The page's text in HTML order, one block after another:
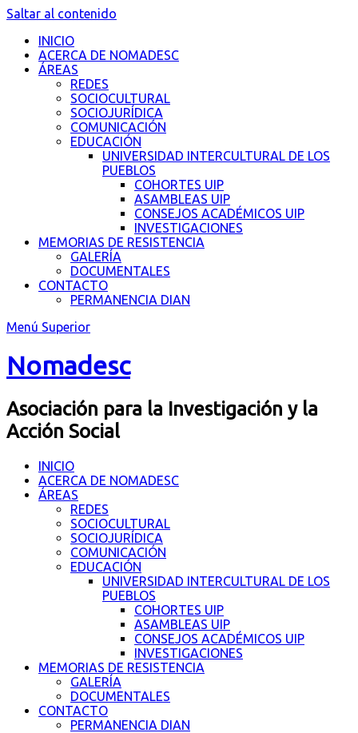
Saltar al contenido
INICIO
ACERCA DE NOMADESC
ÁREAS
REDES
SOCIOCULTURAL
SOCIOJURÍDICA
COMUNICACIÓN
EDUCACIÓN
UNIVERSIDAD INTERCULTURAL DE LOS
PUEBLOS
COHORTES UIP
ASAMBLEAS UIP
CONSEJOS ACADÉMICOS UIP
INVESTIGACIONES
MEMORIAS DE RESISTENCIA
GALERÍA
DOCUMENTALES
CONTACTO
PERMANENCIA DIAN
Menú Superior
Nomadesc
Asociación para la Investigación y la
Acción Social
INICIO
ACERCA DE NOMADESC
ÁREAS
REDES
SOCIOCULTURAL
SOCIOJURÍDICA
COMUNICACIÓN
EDUCACIÓN
UNIVERSIDAD INTERCULTURAL DE LOS
PUEBLOS
COHORTES UIP
ASAMBLEAS UIP
CONSEJOS ACADÉMICOS UIP
INVESTIGACIONES
MEMORIAS DE RESISTENCIA
GALERÍA
DOCUMENTALES
CONTACTO
PERMANENCIA DIAN